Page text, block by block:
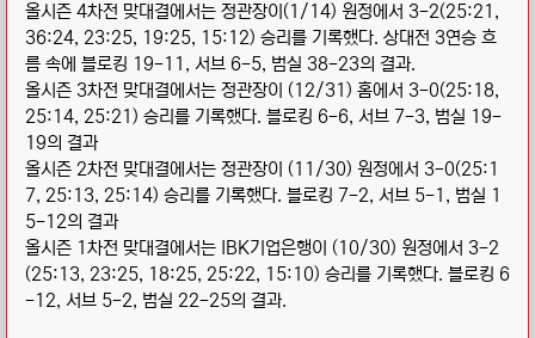
올시즌 4차전 맞대결에서는 정관장이(1/14) 원정에서 3-2(25:21,
36:24, 23:25, 19:25, 15:12) 승리를 기록했다. 상대전 3연승 흐
름 속에 블로킹 19-11, 서브 6-5, 범실 38-23의 결과.
올시즌 3차전 맞대결에서는 정관장이 (12/31) 홈에서 3-0(25:18,
25:14, 25:21) 승리를 기록했다. 블로킹 6-6, 서브 7-3, 범실 19-
19의 결과
올시즌 2차전 맞대결에서는 정관장이 (11/30) 원정에서 3-0(25:1
7, 25:13, 25:14) 승리를 기록했다. 블로킹 7-2, 서브 5-1, 범실 1
5-12의 결과
올시즌 1차전 맞대결에서는 IBK기업은행이 (10/30) 원정에서 3-2
(25:13, 23:25, 18:25, 25:22, 15:10) 승리를 기록했다. 블로킹 6
-12, 서브 5-2, 범실 22-25의 결과.